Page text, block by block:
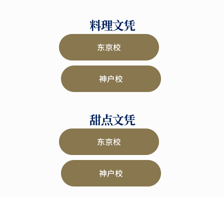
料理文凭
东京校
神户校
甜点文凭
东京校
神户校